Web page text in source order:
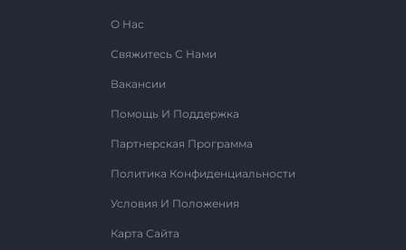
О Нас
Свяжитесь С Нами
Вакансии
Помощь И Поддержка
Партнерская Программа
Политика Конфиденциальности
Условия И Положения
Карта Сайта